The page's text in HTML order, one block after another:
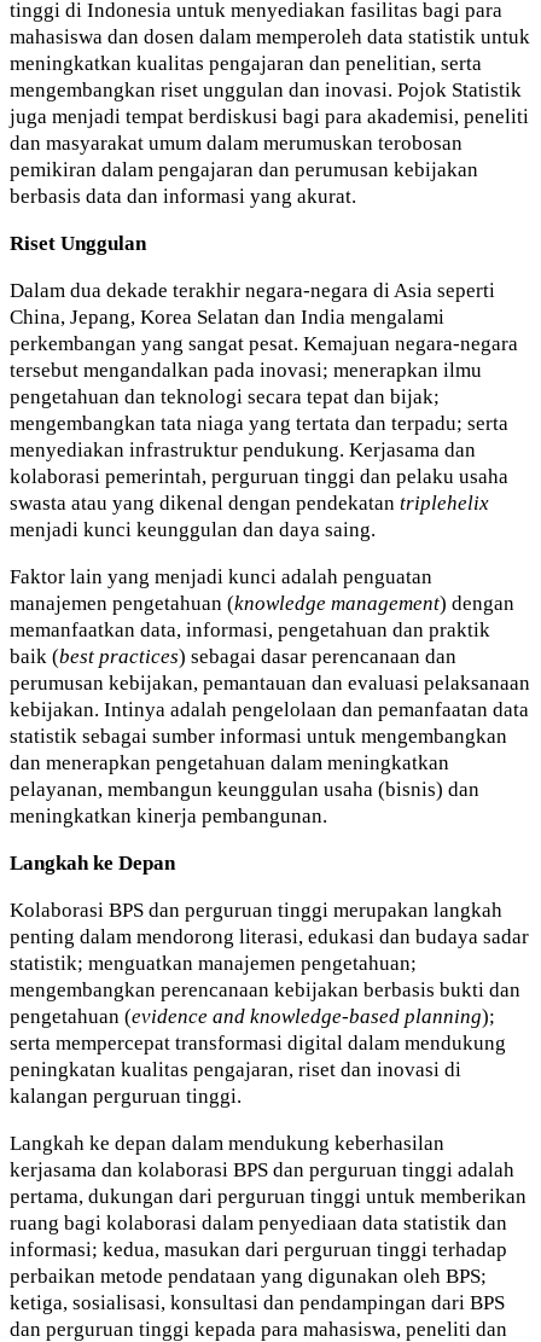
tinggi di Indonesia untuk menyediakan fasilitas bagi para
mahasiswa dan dosen dalam memperoleh data statistik untuk
meningkatkan kualitas pengajaran dan penelitian, serta
mengembangkan riset unggulan dan inovasi. Pojok Statistik
juga menjadi tempat berdiskusi bagi para akademisi, peneliti
dan masyarakat umum dalam merumuskan terobosan
pemikiran dalam pengajaran dan perumusan kebijakan
berbasis data dan informasi yang akurat.
Riset Unggulan
Dalam dua dekade terakhir negara-negara di Asia seperti
China, Jepang, Korea Selatan dan India mengalami
perkembangan yang sangat pesat. Kemajuan negara-negara
tersebut mengandalkan pada inovasi; menerapkan ilmu
pengetahuan dan teknologi secara tepat dan bijak;
mengembangkan tata niaga yang tertata dan terpadu; serta
menyediakan infrastruktur pendukung. Kerjasama dan
kolaborasi pemerintah, perguruan tinggi dan pelaku usaha
swasta atau yang dikenal dengan pendekatan triplehelix
menjadi kunci keunggulan dan daya saing.
Faktor lain yang menjadi kunci adalah penguatan
manajemen pengetahuan (knowledge management) dengan
memanfaatkan data, informasi, pengetahuan dan praktik
baik (best practices) sebagai dasar perencanaan dan
perumusan kebijakan, pemantauan dan evaluasi pelaksanaan
kebijakan. Intinya adalah pengelolaan dan pemanfaatan data
statistik sebagai sumber informasi untuk mengembangkan
dan menerapkan pengetahuan dalam meningkatkan
pelayanan, membangun keunggulan usaha (bisnis) dan
meningkatkan kinerja pembangunan.
Langkah ke Depan
Kolaborasi BPS dan perguruan tinggi merupakan langkah
penting dalam mendorong literasi, edukasi dan budaya sadar
statistik; menguatkan manajemen pengetahuan;
mengembangkan perencanaan kebijakan berbasis bukti dan
pengetahuan (evidence and knowledge-based planning);
serta mempercepat transformasi digital dalam mendukung
peningkatan kualitas pengajaran, riset dan inovasi di
kalangan perguruan tinggi.
Langkah ke depan dalam mendukung keberhasilan
kerjasama dan kolaborasi BPS dan perguruan tinggi adalah
pertama, dukungan dari perguruan tinggi untuk memberikan
ruang bagi kolaborasi dalam penyediaan data statistik dan
informasi; kedua, masukan dari perguruan tinggi terhadap
perbaikan metode pendataan yang digunakan oleh BPS;
ketiga, sosialisasi, konsultasi dan pendampingan dari BPS
dan perguruan tinggi kepada para mahasiswa, peneliti dan